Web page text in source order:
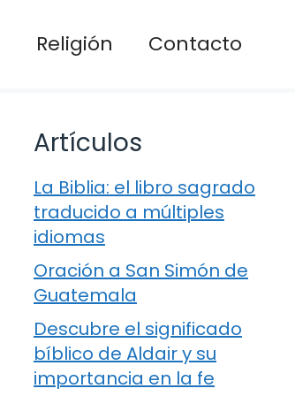
Religión Contacto
Artículos
La Biblia: el libro sagrado
traducido a múltiples
idiomas
Oración a San Simón de
Guatemala
Descubre el significado
bíblico de Aldair y su
importancia en la fe